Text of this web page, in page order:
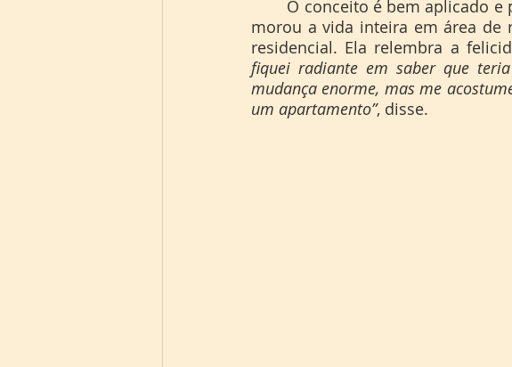
morou a vida inteira em área de
residencial. Ela relembra a
fiquei radiante em saber que
mudança enorme, mas me
um apartamento”, disse.